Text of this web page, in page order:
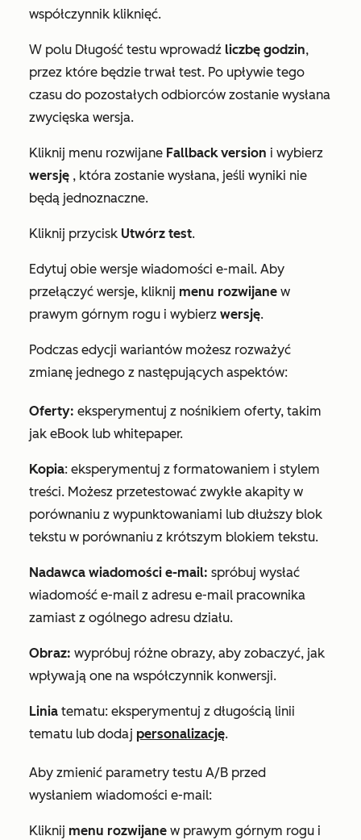
współczynnik kliknięć.
W polu Długość testu wprowadź liczbę godzin,
przez które będzie trwał test. Po upływie tego
czasu do pozostałych odbiorców zostanie wysłana
zwycięska wersja.
Kliknij menu rozwijane Fallback version i wybierz
wersję , która zostanie wysłana, jeśli wyniki nie
będą jednoznaczne.
Kliknij przycisk Utwórz test.
Edytuj obie wersje wiadomości e-mail. Aby
przełączyć wersje, kliknij menu rozwijane w
prawym górnym rogu i wybierz wersję.
Podczas edycji wariantów możesz rozważyć
zmianę jednego z następujących aspektów:
Oferty: eksperymentuj z nośnikiem oferty, takim
jak eBook lub whitepaper.
Kopia: eksperymentuj z formatowaniem i stylem
treści. Możesz przetestować zwykłe akapity w
porównaniu z wypunktowaniami lub dłuższy blok
tekstu w porównaniu z krótszym blokiem tekstu.
Nadawca wiadomości e-mail: spróbuj wysłać
wiadomość e-mail z adresu e-mail pracownika
zamiast z ogólnego adresu działu.
Obraz: wypróbuj różne obrazy, aby zobaczyć, jak
wpływają one na współczynnik konwersji.
Linia tematu: eksperymentuj z długością linii
tematu lub dodaj personalizację.
Aby zmienić parametry testu A/B przed
wysłaniem wiadomości e-mail:
Kliknij menu rozwijane w prawym górnym rogu i